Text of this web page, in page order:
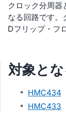
クロック分周器
なる回路です。
Dフリップ・フ
対象と
HMC434
HMC433